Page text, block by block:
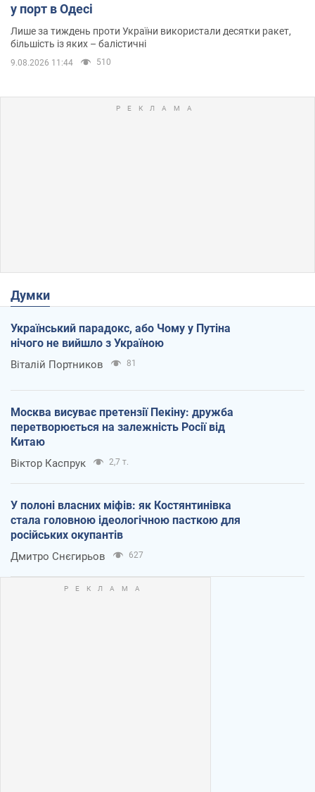
у порт в Одесі
Лише за тиждень проти України використали десятки ракет,
більшість із яких – балістичні
9.08.2026 11:44 510
Думки
Український парадокс, або Чому у Путіна
нічого не вийшло з Україною
Віталій Портников 81
Москва висуває претензії Пекіну: дружба
перетворюється на залежність Росії від
Китаю
Віктор Каспрук 2,7 т.
У полоні власних міфів: як Костянтинівка
стала головною ідеологічною пасткою для
російських окупантів
Дмитро Снєгирьов 627